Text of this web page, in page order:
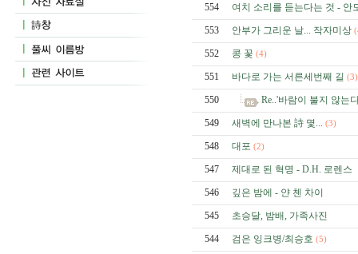
554 여치 소리를 듣는다는 것 - 안
553 안부가 그리운 날... 작자미상
552 콩 꽃 (4)
551 바다로 가는 서른세번째 길 (3)
550 Re..'바람이 불지 않는
549 새벽에 만나본 詩 몇... (3)
548 대포 (2)
547 제대로 된 혁명 - D.H. 로렌스
546 깊은 밤에 - 얀 첸 차이
545 초승달, 밤배, 가족사진
544 검은 잉크병/최승호 (5)